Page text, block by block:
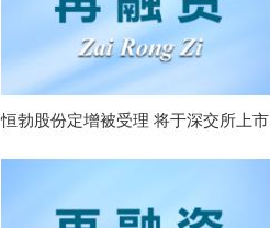
恒勃股份定增被受理 将于深交所上市